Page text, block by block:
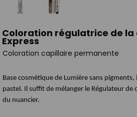
Coloration régulatrice de la
Express
Coloration capillaire permanente
Base cosmétique de Lumière sans
pastel. Il suffit de mélanger le Régulateur de
du nuancier.